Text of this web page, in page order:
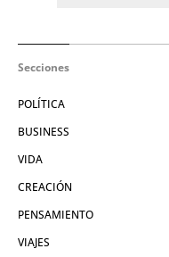
Secciones
POLÍTICA
BUSINESS
VIDA
CREACIÓN
PENSAMIENTO
VIAJES